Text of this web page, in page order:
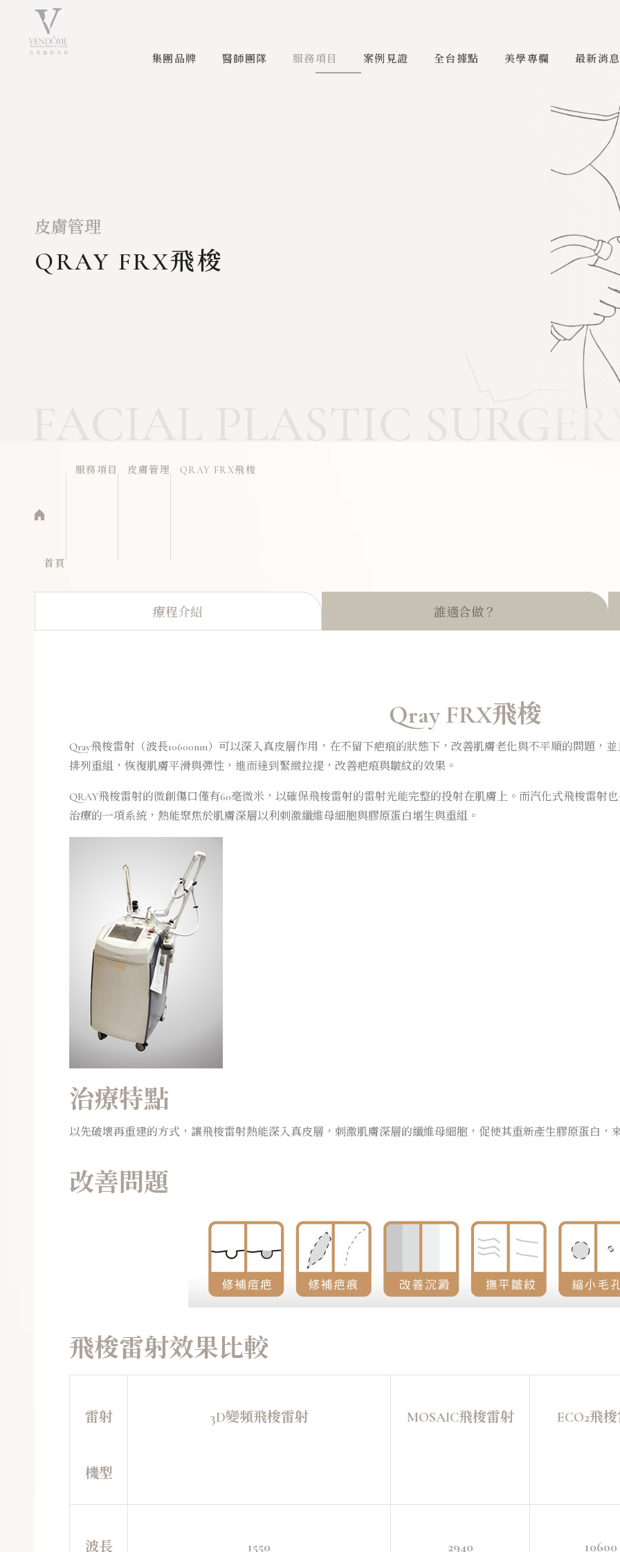
集團品牌 醫師團隊 服務項目 案例見證 全台據點 美學專欄 最新消息
FACIAL PLASTIC
皮膚管理
QRAY FRX飛梭
首頁
服務項目 皮膚管理 QRAY FRX飛梭
療程介紹 誰適合做？
Qray FRX飛梭
Qray飛梭雷射（波長10600nm）可以深入真皮層作用，在不留下疤痕的狀態下，改善肌膚老化與不平順的問題，
排列重組，恢復肌膚平滑與彈性，進而達到緊緻拉提，改善疤痕與皺紋的效果。
QRAY飛梭雷射的微創傷口僅有60毫微米，以確保飛梭雷射的雷射光能完整的投射在肌膚上。而汽化式飛梭雷射
治療的一項系統，熱能聚焦於肌膚深層以利刺激纖維母細胞與膠原蛋白增生與重組。
治療特點
以先破壞再重建的方式，讓飛梭雷射熱能深入真皮層，刺激肌膚深層的纖維母細胞，促使其重新產生膠原蛋白，
改善問題
飛梭雷射效果比較
雷射
機型
3D變頻飛梭雷射 MOSAIC飛梭雷射 ECO2飛
波長 1550 2940 10600